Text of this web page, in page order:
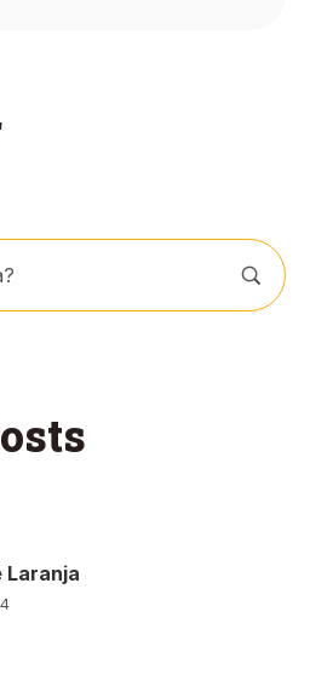
Laranja